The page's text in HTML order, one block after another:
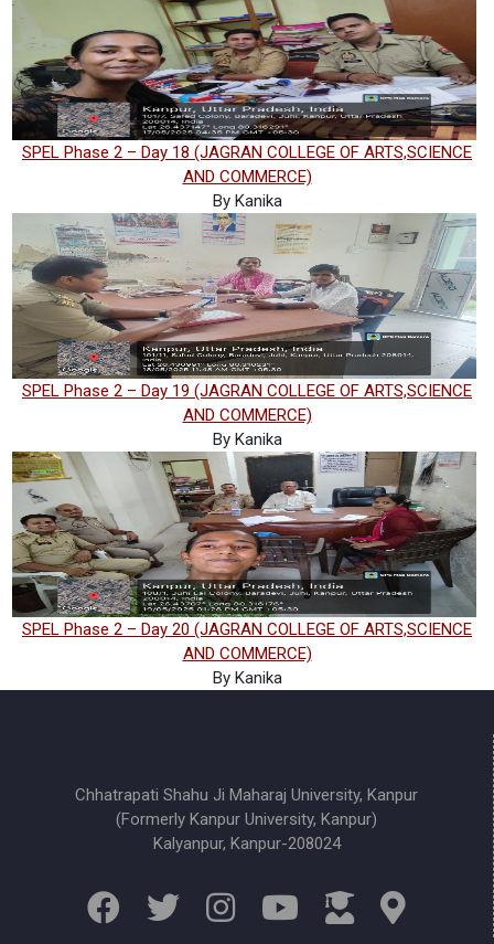
SPEL Phase 2 – Day 18 (JAGRAN COLLEGE OF ARTS,SCIENCE
AND COMMERCE)
By Kanika
SPEL Phase 2 – Day 19 (JAGRAN COLLEGE OF ARTS,SCIENCE
AND COMMERCE)
By Kanika
SPEL Phase 2 – Day 20 (JAGRAN COLLEGE OF ARTS,SCIENCE
AND COMMERCE)
By Kanika
Chhatrapati Shahu Ji Maharaj University, Kanpur
(Formerly Kanpur University, Kanpur)
Kalyanpur, Kanpur-208024